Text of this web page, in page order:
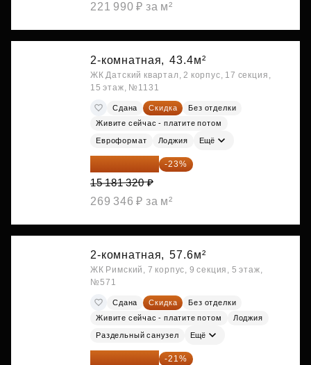
221 990 ₽ за м²
2-комнатная, 43.4м²
ЖК Датский квартал, 2 корпус, 17 секция,
15 этаж, №1131
Сдана Скидка
Без отделки
Живите сейчас - платите потом
Евроформат Лоджия Ещё
11 689 616 ₽ -23%
15 181 320 ₽
269 346 ₽ за м²
2-комнатная, 57.6м²
ЖК Римский, 7 корпус, 9 секция, 5 этаж,
№571
Сдана Скидка
Без отделки
Живите сейчас - платите потом
Лоджия
Раздельный санузел Ещё
13 109 702 ₽ -21%